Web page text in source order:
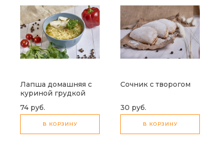
Лапша домашняя с
куриной грудкой
74 руб.
В КОРЗИНУ
Сочник с творогом
30 руб.
В КОРЗИНУ